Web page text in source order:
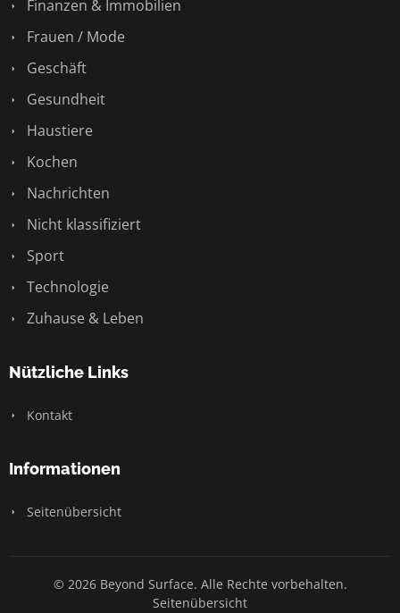
Finanzen & Immobilien
Frauen / Mode
Geschäft
Gesundheit
Haustiere
Kochen
Nachrichten
Nicht klassifiziert
Sport
Technologie
Zuhause & Leben
Nützliche Links
Kontakt
Informationen
Seitenübersicht
© 2026 Beyond Surface. Alle Rechte vorbehalten.
Seitenübersicht